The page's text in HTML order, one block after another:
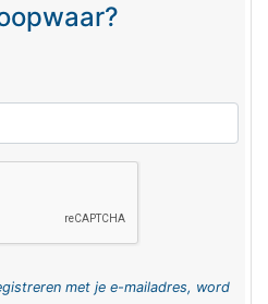
met je e-mailadres, word